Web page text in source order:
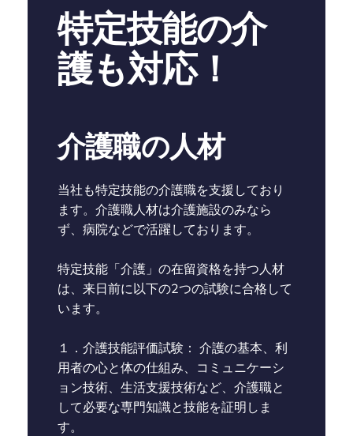
特定技能の介
護も対応！
介護職の人材
当社も特定技能の介護職を支援しており
ます。介護職人材は介護施設のみなら
ず、病院などで活躍しております。
特定技能「介護」の在留資格を持つ人材
は、来日前に以下の2つの試験に合格して
います。
１．介護技能評価試験： 介護の基本、利
用者の心と体の仕組み、コミュニケーシ
ョン技術、生活支援技術など、介護職と
して必要な専門知識と技能を証明しま
す。